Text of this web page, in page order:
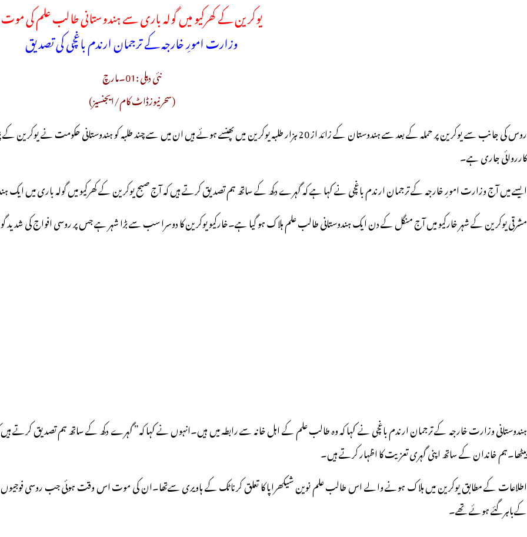
یوکرین کے کھرکیو میں گولہ باری سے ہندوستانی طالب علم کی موت
وزارت امورِ خارجہ کے ترجمان ارندم باغچی کی تصدیق
نئی دہلی :01۔مارچ
(سحرنیوزڈاٹ کام/ایجنسیز)
روس کی جانب سے یوکرین پر حملہ کے بعد سے ہندوستان کے زائد از 20 ہزار طلبہ یوکرین میں پھنسے ہوئے ہیں ان میں سے چند طلبہ
کارروائی جاری ہے۔
ایسے میں آج وزارت امورِ خارجہ کے ترجمان ارندم باغچی نے کہا ہے کہ گہرے دکھ کے ساتھ ہم تصدیق کرتے ہیں کہ آج صبح یوکرین کے کھرکیو میں گولہ باری میں ایک
مشرقی یوکرین کے شہر خارکیو میں آج منگل کے دن ایک ہندوستانی طالب علم ہلاک ہو گیا ہے۔خارکیو یوکرین کا دوسرا سب سے بڑا شہر ہے جس پر روسی افواج کی شدید
ہندوستانی وزارت خارجہ کے ترجمان ارندم باغچی نے کہا کہ وہ طالب علم کے اہل خانہ سے رابطہ میں ہیں۔انہوں نے کہا کہ” گہرے دکھ کے ساتھ ہم تصدیق کرتے ہیں
بیٹھا۔ہم خاندان کے ساتھ اپنی گہری تعزیت کا اظہار کرتے ہیں۔
اطلاعات کے مطابق یوکرین میں ہلاک ہونے والے اس طالب علم نوین شیکھراپا کا تعلق کرناٹک کے ہاویری سےتھا۔ان کی موت اس وقت ہوئی جب روسی
کےباہرگئے ہوئے تھے۔